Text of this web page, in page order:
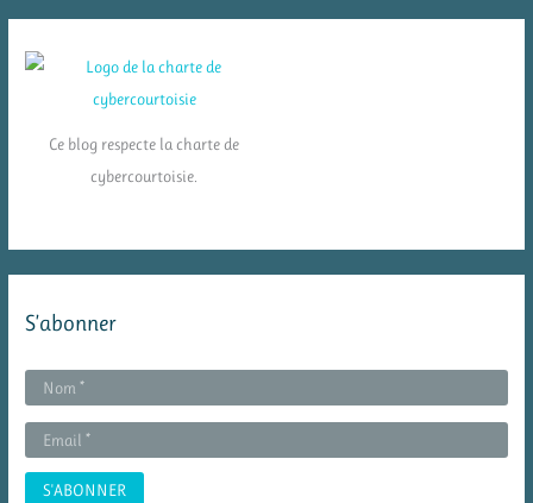
Ce blog respecte la charte de
cybercourtoisie.
S’abonner